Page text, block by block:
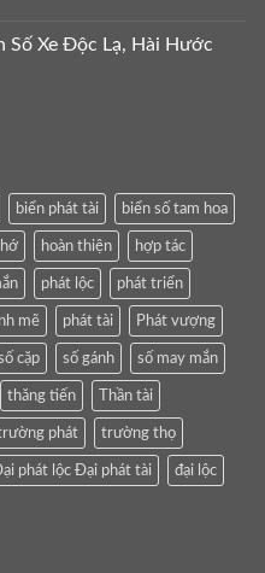
Số Xe Độc Lạ, Hài Hước
biển phát tài biển số tam hoa
hoàn thiện hợp tác
phát lộc phát triển
mẽ phát tài Phát vượng
cặp số gánh số may mắn
thăng tiến Thần tài
phát trường thọ
phát lộc Đại phát tài đại lộc